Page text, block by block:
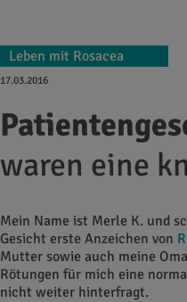
Leben mit Rosacea
17.03.2016
waren eine
Mein Name ist Merle K. und
Gesicht erste Anzeichen von
Mutter sowie auch meine
Rötungen für mich eine
nicht weiter hinterfragt.